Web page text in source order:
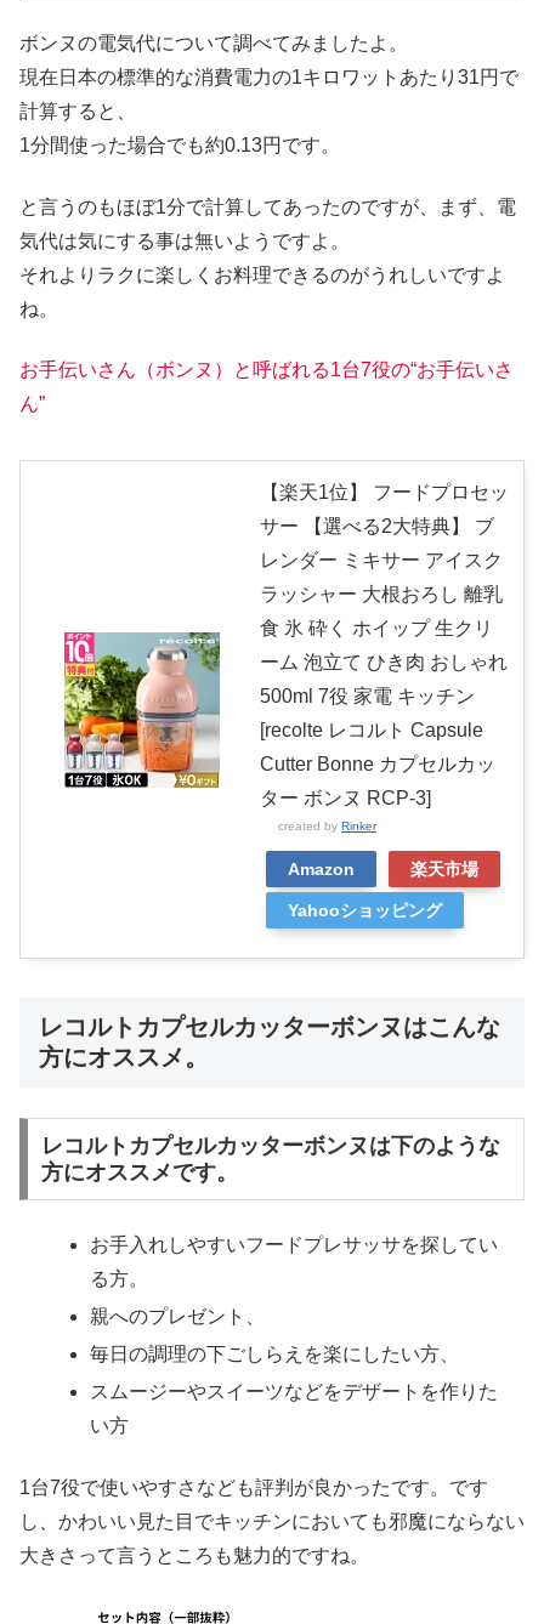
ボンヌの電気代について調べてみましたよ。
現在日本の標準的な消費電力の1キロワットあたり31円で
計算すると、
1分間使った場合でも約0.13円です。
と言うのもほぼ1分で計算してあったのですが、まず、電
気代は気にする事は無いようですよ。
それよりラクに楽しくお料理できるのがうれしいですよ
ね。
お手伝いさん（ボンヌ）と呼ばれる1台7役の“お手伝いさ
ん”
【楽天1位】 フードプロセッ
サー 【選べる2大特典】 ブ
レンダー ミキサー アイスク
ラッシャー 大根おろし 離乳
食 氷 砕く ホイップ 生クリ
ーム 泡立て ひき肉 おしゃれ
500ml 7役 家電 キッチン
[recolte レコルト Capsule
Cutter Bonne カプセルカッ
ター ボンヌ RCP-3]
created by Rinker
Amazon 楽天市場
Yahooショッピング
レコルトカプセルカッターボンヌはこんな
方にオススメ。
レコルトカプセルカッターボンヌは下のような
方にオススメです。
お手入れしやすいフードプレサッサを探してい
る方。
親へのプレゼント、
毎日の調理の下ごしらえを楽にしたい方、
スムージーやスイーツなどをデザートを作りた
い方
1台7役で使いやすさなども評判が良かったです。です
し、かわいい見た目でキッチンにおいても邪魔にならない
大きさって言うところも魅力的ですね。